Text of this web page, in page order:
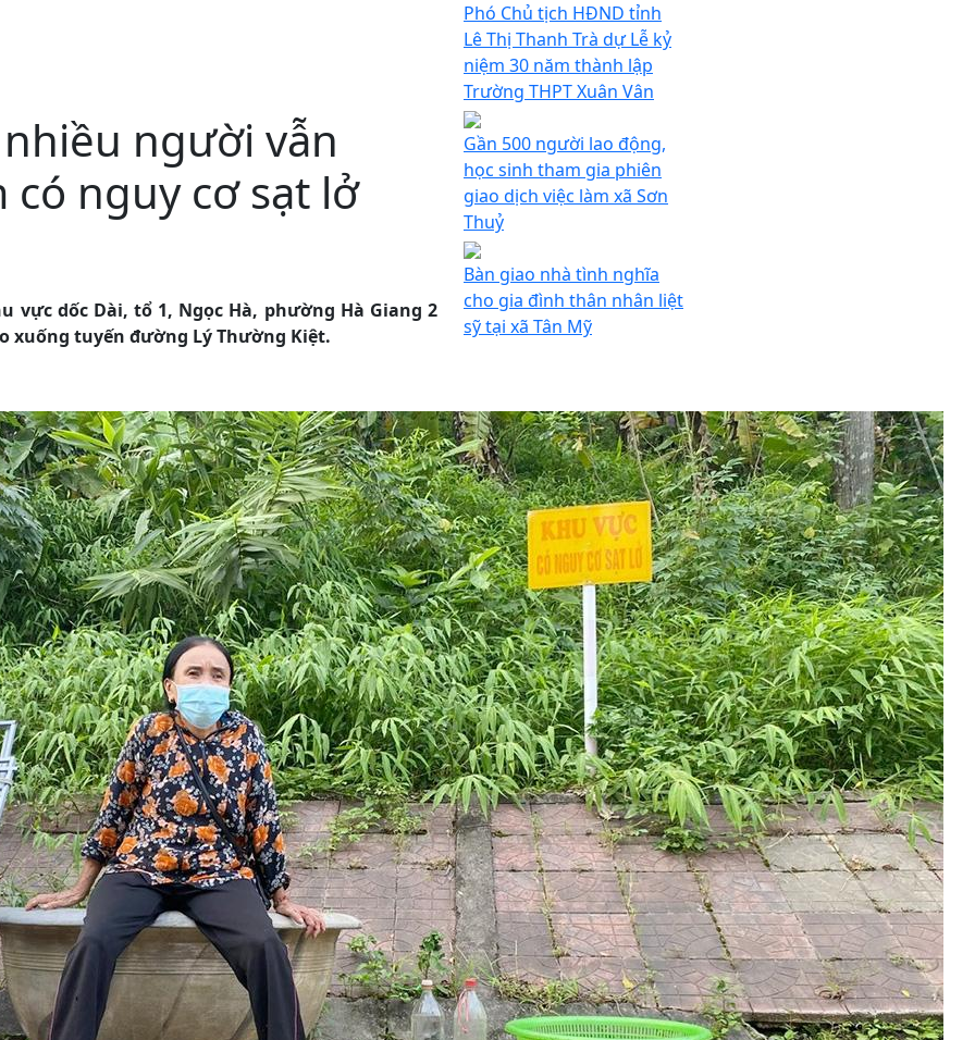
người vẫn
nguy cơ sạt lở
vực dốc Dài, tổ 1, Ngọc Hà, phường Hà Giang 2
xuống tuyến đường Lý Thường Kiệt.
Phó Chủ tịch HĐND tỉnh
Lê Thị Thanh Trà dự Lễ kỷ
niệm 30 năm thành lập
Trường THPT Xuân Vân
Gần 500 người lao động,
học sinh tham gia phiên
giao dịch việc làm xã Sơn
Thuỷ
Bàn giao nhà tình nghĩa
cho gia đình thân nhân liệt
sỹ tại xã Tân Mỹ